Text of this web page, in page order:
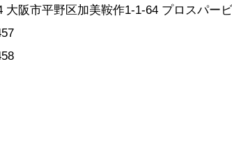
大阪市平野区加美鞍作1-1-64 プロスパー